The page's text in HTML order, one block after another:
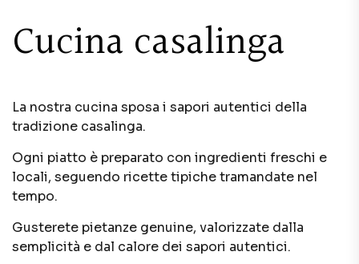
Cucina casalinga
La nostra cucina sposa i sapori autentici della
tradizione casalinga.
Ogni piatto è preparato con ingredienti freschi e
locali, seguendo ricette tipiche tramandate nel
tempo.
Gusterete pietanze genuine, valorizzate dalla
semplicità e dal calore dei sapori autentici.